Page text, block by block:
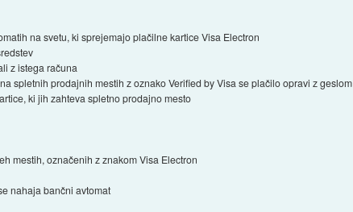
na svetu, ki sprejemajo plačilne kartice Visa Electron
z istega računa
spletnih prodajnih mestih z oznako Verified by Visa se plačilo opravi z geslom
ki jih zahteva spletno prodajno mesto
mestih, označenih z znakom Visa Electron
nahaja bančni avtomat